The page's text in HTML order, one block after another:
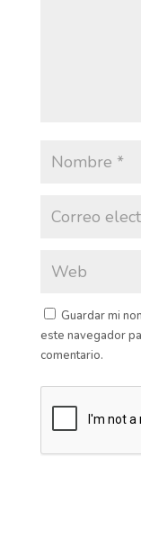
Guardar mi
este navegador
comentario.